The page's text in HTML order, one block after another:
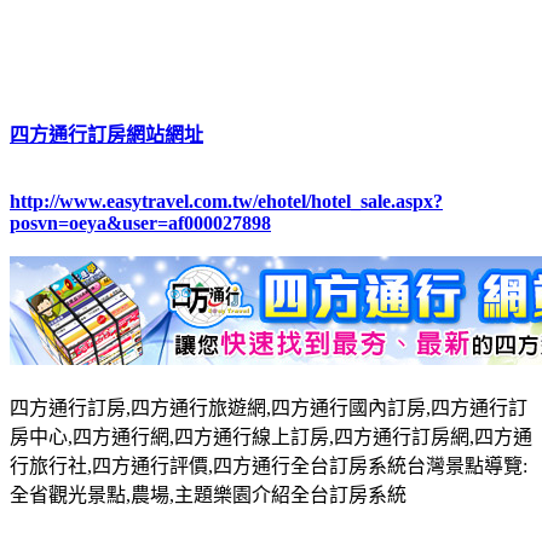
四方通行訂房網站網址
http://www.easytravel.com.tw/ehotel/hotel_sale.aspx?
posvn=oeya&user=af000027898
四方通行訂房,四方通行旅遊網,四方通行國內訂房,四方通行訂
房中心,四方通行網,四方通行線上訂房,四方通行訂房網,四方通
行旅行社,四方通行評價,四方通行全台訂房系統台灣景點導覽:
全省觀光景點,農場,主題樂園介紹全台訂房系統